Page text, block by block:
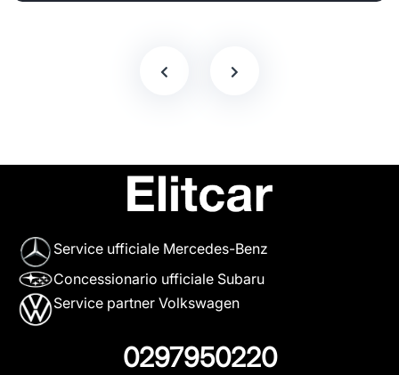
Service ufficiale Mercedes-Benz
Concessionario ufficiale Subaru
Service partner Volkswagen
0297950220